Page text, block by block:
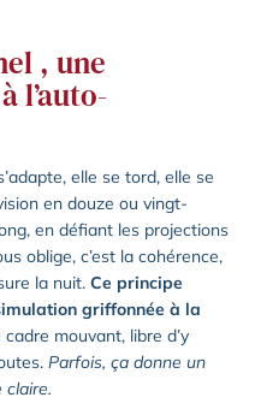
, une
l’auto-
elle se tord, elle se
en douze ou vingt-
en défiant les projections
oblige, c’est la cohérence,
la nuit. Ce principe
griffonnée à la
mouvant, libre d’y
Parfois, ça donne un
claire.